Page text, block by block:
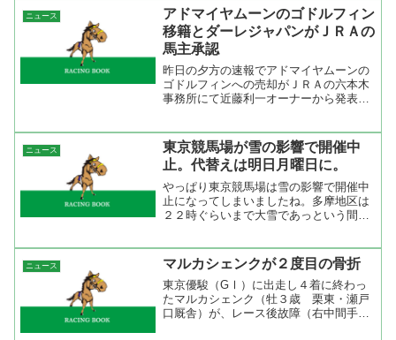
セーバーなどのコンテンツでお楽しみく
ださい。ＪＲＡ 浅田次...
ニュース
アドマイヤムーンのゴドルフィン
移籍とダーレジャパンがＪＲＡの
馬主承認
昨日の夕方の速報でアドマイヤムーンの
ゴドルフィンへの売却がＪＲＡの六本木
事務所にて近藤利一オーナーから発表が
ドマイヤムーンを生産したノーザンファ
ームの代表吉田勝巳氏が同...
ニュース
東京競馬場が雪の影響で開催中
止。代替えは明日月曜日に。
やっぱり東京競馬場は雪の影響で開催中
止になってしまいましたね。多摩地区は
２２時ぐらいまで大雪であっという間に
思っていました。ただ、ダートのみの開
催もあるかもと思い、共同...
ニュース マルカシェンクが２度目の骨折
東京優駿（GⅠ）に出走し４着に終わっ
たマルカシェンク（牡３歳 栗東・瀬戸
口厩舎）が、レース後故障（右中間手根